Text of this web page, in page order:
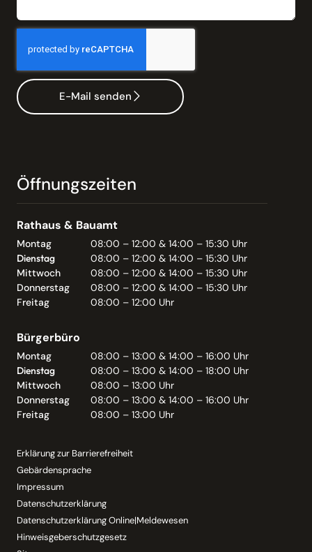
E-Mail senden
Öffnungszeiten
Rathaus & Bauamt
Montag
08:00 – 12:00 & 14:00 – 15:30 Uhr
Dienstag
08:00 – 12:00 & 14:00 – 15:30 Uhr
Mittwoch
08:00 – 12:00 & 14:00 – 15:30 Uhr
Donnerstag
08:00 – 12:00 & 14:00 – 15:30 Uhr
Freitag
08:00 – 12:00 Uhr
Bürgerbüro
Montag
08:00 – 13:00 & 14:00 – 16:00 Uhr
Dienstag
08:00 – 13:00 & 14:00 – 18:00 Uhr
Mittwoch
08:00 – 13:00 Uhr
Donnerstag
08:00 – 13:00 & 14:00 – 16:00 Uhr
Freitag
08:00 – 13:00 Uhr
Erklärung zur Barrierefreiheit
Gebärdensprache
Impressum
Datenschutzerklärung
Datenschutzerklärung Online|Meldewesen
Hinweisgeberschutzgesetz